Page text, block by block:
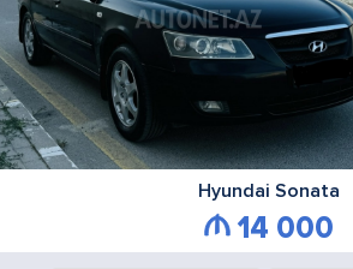
Hyundai Sonata
14 000